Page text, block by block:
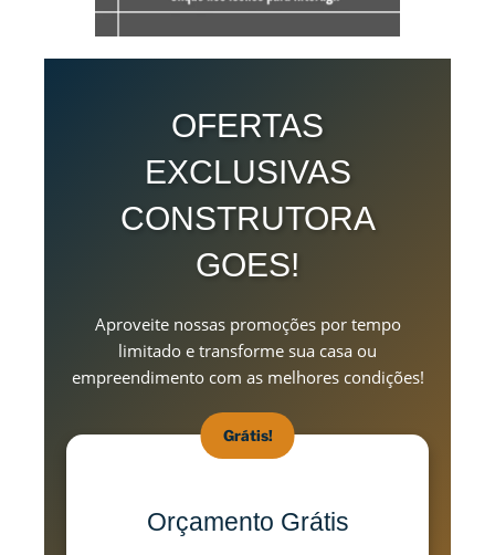
OFERTAS
EXCLUSIVAS
CONSTRUTORA
GOES!
Aproveite nossas promoções por tempo
limitado e transforme sua casa ou
empreendimento com as melhores condições!
Grátis!
Orçamento Grátis